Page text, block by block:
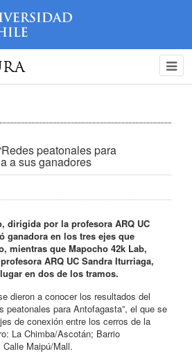
peatonales para
a sus ganadores
dirigida por la profesora ARQ UC
ganadora en los tres ejes que
mientras que Mapocho 42k Lab,
ARQ UC Sandra Iturriaga,
en dos de los tramos.
dieron a conocer los resultados del
peatonales para Antofagasta”, el que se
de conexión entre los cerros de la
La Chimba/Ascotán; Barrio
Maipú/Mall.